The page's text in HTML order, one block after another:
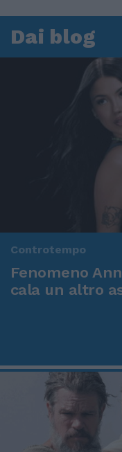
Dai blog
Controtempo
Fenomeno
cala un altro